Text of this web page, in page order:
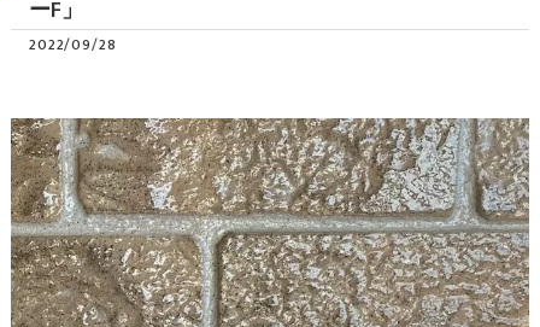
ーF」
2022/09/28